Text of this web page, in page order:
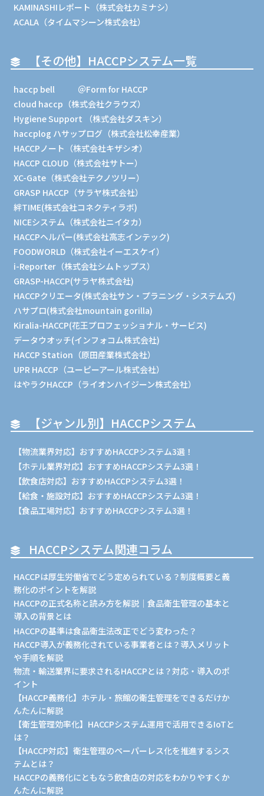
KAMINASHIレポート（株式会社カミナシ）
ACALA（タイムマシーン株式会社）
【その他】HACCPシステム一覧
haccp bell
＠Form for HACCP
cloud haccp（株式会社クラウズ）
Hygiene Support （株式会社ダスキン）
haccplog ハサップログ（株式会社松幸産業）
HACCPノート（株式会社キザシオ）
HACCP CLOUD（株式会社サトー）
XC-Gate（株式会社テクノツリー）
GRASP HACCP（サラヤ株式会社）
絆TIME(株式会社コネクティラボ)
NICEシステム（株式会社ニイタカ）
HACCPヘルパー(株式会社高志インテック)
FOODWORLD（株式会社イーエスケイ）
i-Reporter（株式会社シムトップス）
GRASP-HACCP(サラヤ株式会社)
HACCPクリエータ(株式会社サン・プラニング・システムズ)
ハサプロ(株式会社mountain gorilla)
Kiralia-HACCP(花王プロフェッショナル・サービス)
データウオッチ(インフォコム株式会社)
HACCP Station（原田産業株式会社）
UPR HACCP（ユーピーアール株式会社）
はやラクHACCP（ライオンハイジーン株式会社）
【ジャンル別】HACCPシステム
【物流業界対応】おすすめHACCPシステム3選！
【ホテル業界対応】おすすめHACCPシステム3選！
【飲食店対応】おすすめHACCPシステム3選！
【給食・施設対応】おすすめHACCPシステム3選！
【食品工場対応】おすすめHACCPシステム3選！
HACCPシステム関連コラム
HACCPは厚生労働省でどう定められている？制度概要と義
務化のポイントを解説
HACCPの正式名称と読み方を解説｜食品衛生管理の基本と
導入の背景とは
HACCPの基準は食品衛生法改正でどう変わった？
HACCP導入が義務化されている事業者とは？導入メリット
や手順を解説
物流・輸送業界に要求されるHACCPとは？対応・導入のポ
イント
【HACCP義務化】ホテル・旅館の衛生管理をできるだけか
んたんに解説
【衛生管理効率化】HACCPシステム運用で活用できるIoTと
は？
【HACCP対応】衛生管理のペーパーレス化を推進するシス
テムとは？
HACCPの義務化にともなう飲食店の対応をわかりやすくか
んたんに解説